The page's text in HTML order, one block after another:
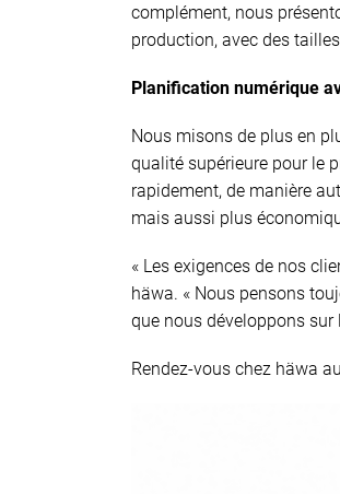
complément, nous
production, avec des
Planification numérique
Nous misons de plus en
qualité supérieure pour le
rapidement, de manière
mais aussi plus
« Les exigences de nos
häwa. « Nous pensons
que nous développons
Rendez-vous chez häwa